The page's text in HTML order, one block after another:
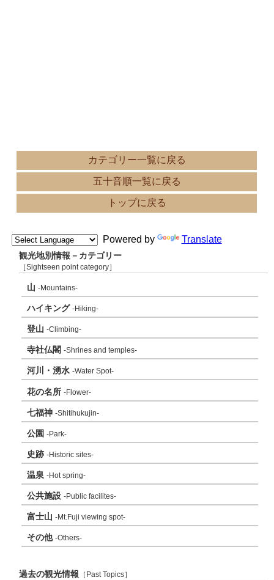
カテゴリー一覧に戻る
五十音順一覧に戻る
トップに戻る
Powered by Translate
観光地別情報－カテゴリー
［Sightseen point category］
山 -Mountains-
ハイキング -Hiking-
登山 -Climbing-
寺社仏閣 -Shrines and temples-
河川・湧水 -Water Spot-
花の名所 -Flower-
七福神 -Shitihukujin-
公園 -Park-
史跡 -Historic sites-
温泉 -Hot spring-
公共施設 -Public facilites-
富士山 -Mt.Fuji viewing spot-
その他 -Others-
過去の観光情報 ［Past Topics］